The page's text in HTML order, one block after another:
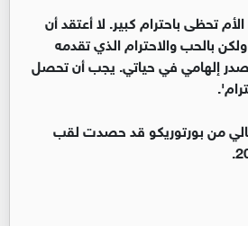
تحظى باحترام كبير. لا أعتقد أن
بالحب والاحترام الذي تقدمه
إلهامي في حياتي. يجب أن تحصل
من بورتوريكو قد حصدت لقب